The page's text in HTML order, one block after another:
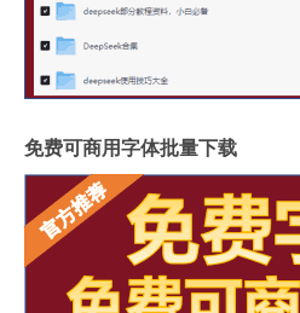
免费可商用字体批量下载